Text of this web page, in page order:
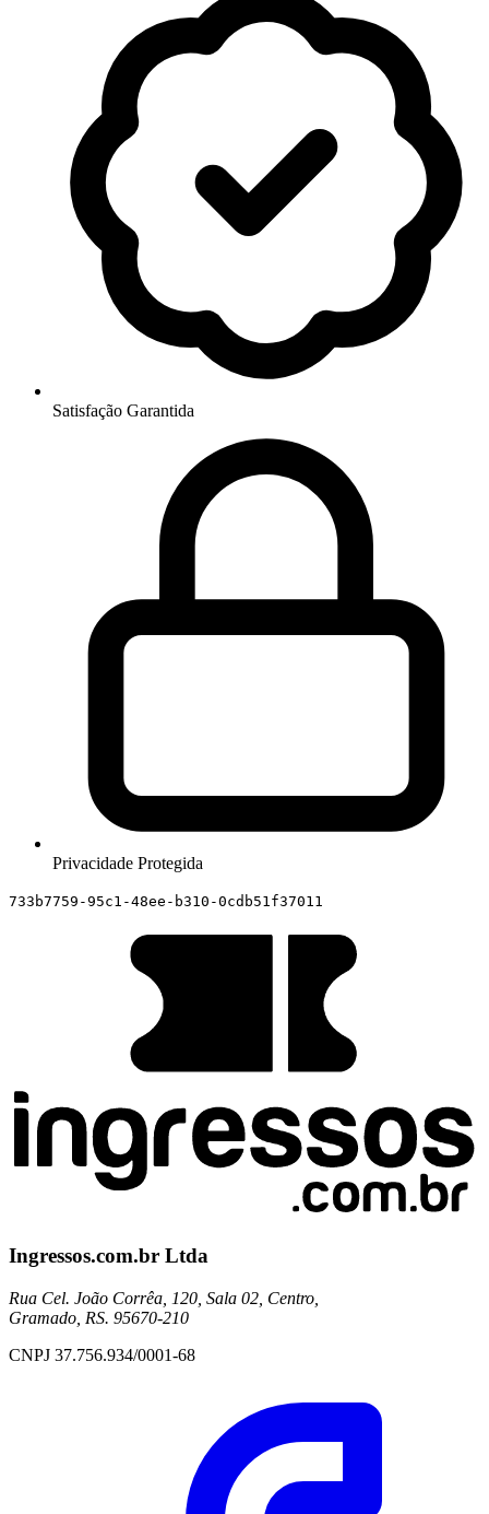
Satisfação Garantida
Privacidade Protegida
733b7759-95c1-48ee-b310-0cdb51f37011
Ingressos.com.br Ltda
Rua Cel. João Corrêa, 120, Sala 02, Centro,
Gramado, RS. 95670-210
CNPJ 37.756.934/0001-68